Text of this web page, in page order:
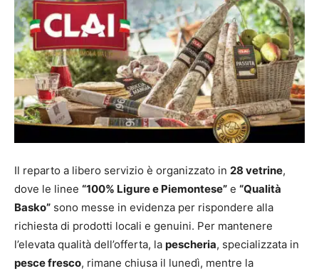
Il reparto a libero servizio è organizzato in 28 vetrine,
dove le linee “100% Ligure e Piemontese” e “Qualità
Basko” sono messe in evidenza per rispondere alla
richiesta di prodotti locali e genuini. Per mantenere
l’elevata qualità dell’offerta, la pescheria, specializzata in
pesce fresco, rimane chiusa il lunedì, mentre la